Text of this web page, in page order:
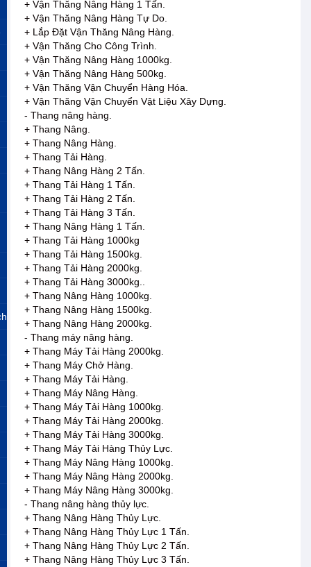
+ Vận Thăng Nâng Hàng 1 Tấn.
+ Vận Thăng Nâng Hàng Tự Do.
+ Lắp Đặt Vận Thăng Nâng Hàng.
+ Vận Thăng Cho Công Trình.
+ Vận Thăng Nâng Hàng 1000kg.
+ Vận Thăng Nâng Hàng 500kg.
+ Vận Thăng Vận Chuyển Hàng Hóa.
+ Vận Thăng Vận Chuyển Vật Liệu Xây Dựng.
- Thang nâng hàng.
+ Thang Nâng.
+ Thang Nâng Hàng.
+ Thang Tải Hàng.
+ Thang Nâng Hàng 2 Tấn.
+ Thang Tải Hàng 1 Tấn.
+ Thang Tải Hàng 2 Tấn.
+ Thang Tải Hàng 3 Tấn.
+ Thang Nâng Hàng 1 Tấn.
+ Thang Tải Hàng 1000kg
+ Thang Tải Hàng 1500kg.
+ Thang Tải Hàng 2000kg.
+ Thang Tải Hàng 3000kg..
+ Thang Nâng Hàng 1000kg.
+ Thang Nâng Hàng 1500kg.
+ Thang Nâng Hàng 2000kg.
- Thang máy nâng hàng.
+ Thang Máy Tải Hàng 2000kg.
+ Thang Máy Chở Hàng.
+ Thang Máy Tải Hàng.
+ Thang Máy Nâng Hàng.
+ Thang Máy Tải Hàng 1000kg.
+ Thang Máy Tải Hàng 2000kg.
+ Thang Máy Tải Hàng 3000kg.
+ Thang Máy Tải Hàng Thủy Lực.
+ Thang Máy Nâng Hàng 1000kg.
+ Thang Máy Nâng Hàng 2000kg.
+ Thang Máy Nâng Hàng 3000kg.
- Thang nâng hàng thủy lực.
+ Thang Nâng Hàng Thủy Lực.
+ Thang Nâng Hàng Thủy Lực 1 Tấn.
+ Thang Nâng Hàng Thủy Lực 2 Tấn.
+ Thang Nâng Hàng Thủy Lực 3 Tấn.